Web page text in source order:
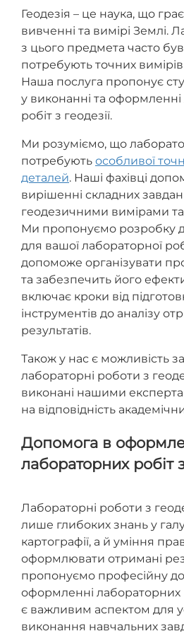
Геодезія – це наука, що
вивченні та вимірі Землі.
з цього предмета часто
потребують точних
Наша послуга пропонує
у виконанні та
робіт з геодезії.
Ми розуміємо, що
потребують особливої
деталей. Наші фахівці
вирішенні складних
геодезичними вимірами
Ми пропонуємо розробку
для вашої лабораторної
допоможе організувати
та забезпечить його
включає кроки від
інструментів до аналізу
результатів.
Також у нас є можливість
лабораторні роботи з
виконані нашими
на відповідність
Допомога в
лабораторних робіт з
Лабораторні роботи з
лише глибоких знань у
картографії, а й уміння
оформлювати отримані
пропонуємо професійну
оформленні лабораторних
є важливим аспектом для
виконання навчальних